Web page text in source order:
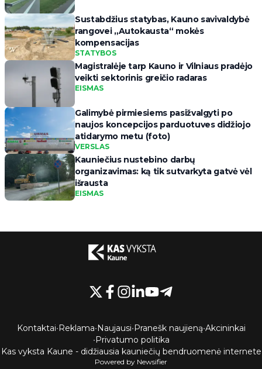
Sustabdžius statybas, Kauno savivaldybė
rangovei „Autokausta“ mokės
kompensacijas
STATYBOS
Magistralėje tarp Kauno ir Vilniaus pradėjo
veikti sektorinis greičio radaras
EISMAS
Galimybė pirmiesiems pasižvalgyti po
naujos koncepcijos parduotuves didžiojo
atidarymo metu (foto)
VERSLAS
Kauniečius nustebino darbų
organizavimas: ką tik sutvarkyta gatvė vėl
išrausta
EISMAS
Kontaktai•Reklama•Naujausi•Pranešk naujieną•Akcininkai
•Privatumo politika
Kas vyksta Kaune - didžiausia kauniečių bendruomenė internete
Powered by Newsifier